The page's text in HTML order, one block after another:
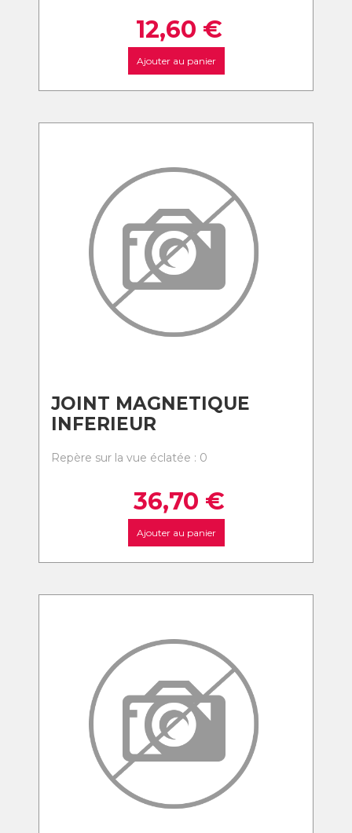
12,60 €
Ajouter au panier
JOINT MAGNETIQUE
INFERIEUR
Repère sur la vue éclatée : 0
36,70 €
Ajouter au panier